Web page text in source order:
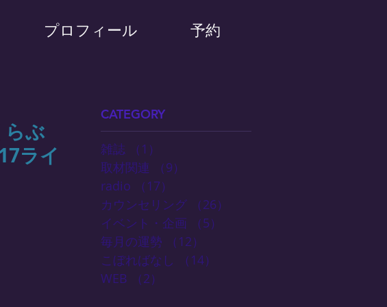
プロフィール 予約
ぶ
ライ
CATEGORY
雑誌 （1）
取材関連
（9）
radio
（17）
カウンセリング
（26）
イベント・企画
（5）
毎月の運勢
（12）
こぼればなし
（14）
WEB
（2）